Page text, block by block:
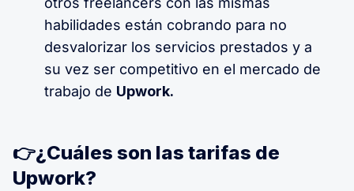
habilidades están cobrando para no
desvalorizar los servicios prestados y a
su vez ser competitivo en el mercado de
trabajo de Upwork.
👉¿Cuáles son las tarifas de
Upwork?